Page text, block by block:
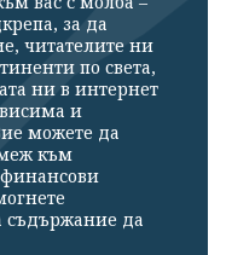
за да
читателите ни
по света,
ни в интернет
и
можете да
към
съдържание да